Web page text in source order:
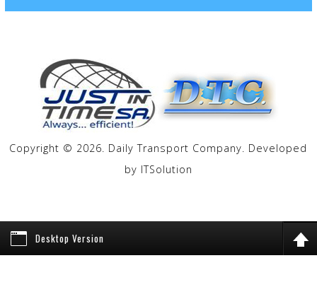
Copyright © 2026. Daily Transport Company. Developed
by ITSolution
Desktop Version